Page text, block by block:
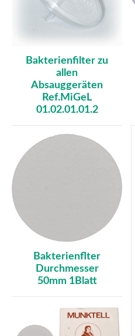
Bakterienfilter zu
allen
Absauggeräten
Ref.MiGeL
01.02.01.01.2
Bakterienflter
Durchmesser
50mm 1Blatt